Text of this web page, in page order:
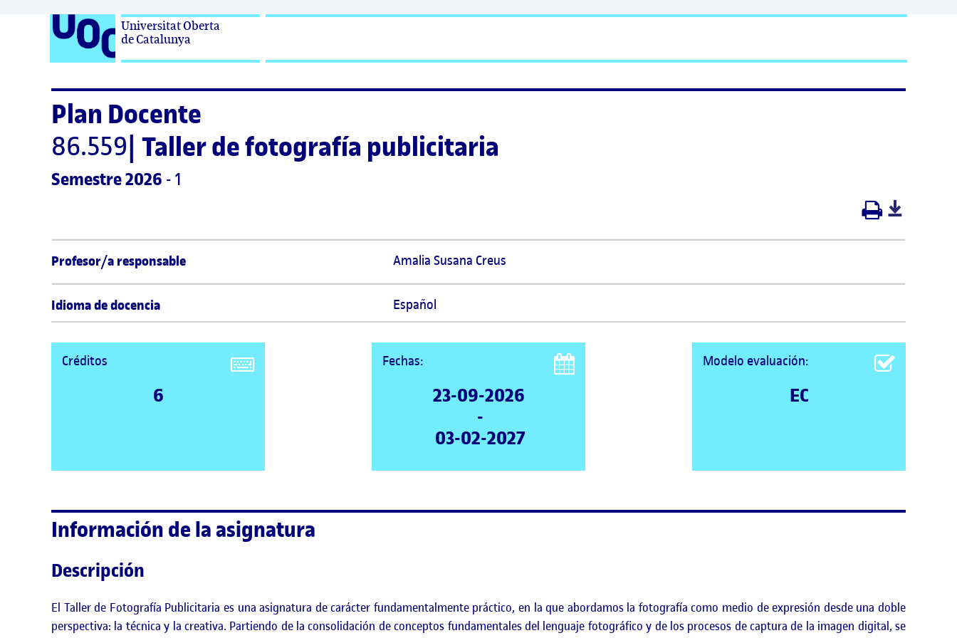
Universitat Oberta
de Catalunya
Plan Docente
86.559 Taller de fotografía publicitaria
Semestre 2026 - 1
Profesor/a responsable Amalia Susana Creus
Idioma de docencia Español
Créditos
6
Fechas:
23-09-2026
-
03-02-2027
Modelo evaluación:
EC
Información de la asignatura
Descripción
El Taller de Fotografía Publicitaria es una asignatura de carácter fundamentalmente práctico, en la que abordamos la fotografía como medio de expresión desde una doble
perspectiva: la técnica y la creativa. Partiendo de la consolidación de conceptos fundamentales del lenguaje fotográfico y de los procesos de captura de la imagen digital, se